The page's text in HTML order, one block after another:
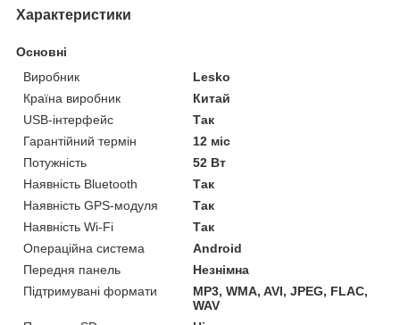
Характеристики
Основні
Виробник
Lesko
Країна виробник
Китай
USB-інтерфейс
Так
Гарантійний термін
12 міс
Потужність
52 Вт
Наявність Bluetooth
Так
Наявність GPS-модуля
Так
Наявність Wi-Fi
Так
Операційна система
Android
Передня панель
Незнімна
Підтримувані формати
MP3, WMA, AVI, JPEG, FLAC,
WAV